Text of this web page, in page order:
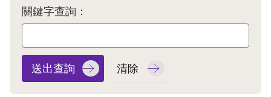
本
會
最
關鍵字查詢：